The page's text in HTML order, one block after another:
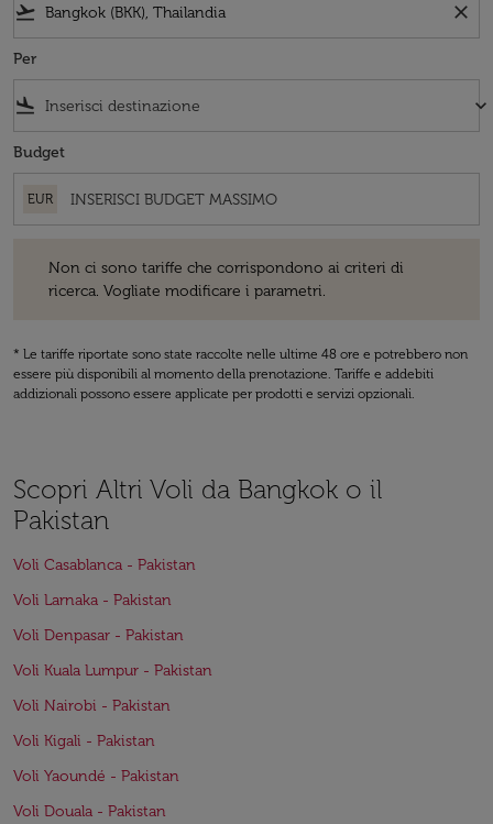
flight_takeoff close
Per
flight_land keyboard_arrow_down
Budget
EUR
Non ci sono tariffe che corrispondono ai criteri di
ricerca. Vogliate modificare i parametri.
* Le tariffe riportate sono state raccolte nelle ultime 48 ore e potrebbero non
essere più disponibili al momento della prenotazione. Tariffe e addebiti
addizionali possono essere applicate per prodotti e servizi opzionali.
Scopri Altri Voli da Bangkok o il
Pakistan
Voli Casablanca - Pakistan
Voli Larnaka - Pakistan
Voli Denpasar - Pakistan
Voli Kuala Lumpur - Pakistan
Voli Nairobi - Pakistan
Voli Kigali - Pakistan
Voli Yaoundé - Pakistan
Voli Douala - Pakistan